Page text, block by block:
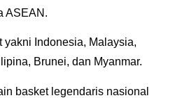
ASEAN.
yakni Indonesia, Malaysia,
Brunei, dan Myanmar.
basket legendaris nasional